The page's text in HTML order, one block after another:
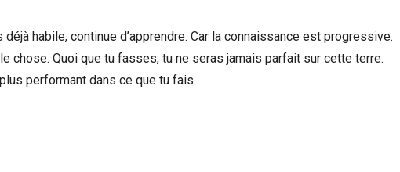
habile, continue d’apprendre. Car la connaissance est progressive.
chose. Quoi que tu fasses, tu ne seras jamais parfait sur cette terre.
performant dans ce que tu fais.